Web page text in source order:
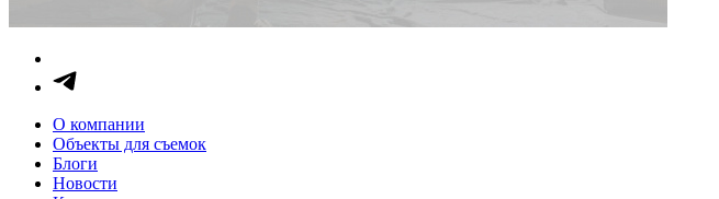
О компании
Объекты для съемок
Блоги
Новости